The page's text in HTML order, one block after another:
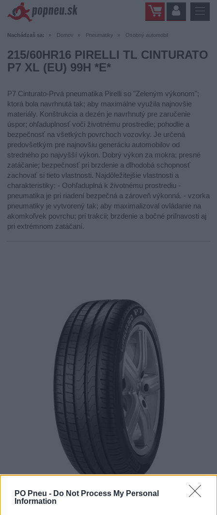
PO Pneu - Do Not Process My Personal
Information
Nachádzaš sa: Domov Pneumatiky Osobný automobil
215/60HR16 PIRELLI TL CINTURATO
P7 XL (EU) 99H *E*
P7 Cinturato-Prvá pneumatika Pirelli so "Zeleným výkonom";
ktorá bola navrhnutá tak; aby maximálne využila najnovšie
materiály. Konštrukcia a dezén je navrhnutý pre zaručenie
úspor; ohľaduplnosť voči životnému prostredie; pohodlie a
bezpečnosť na všetkých povrchoch vozovky. Je určená
predovšetkým pre najnovšiu generáciu automobilov od
stredného po najvyšší výkon. Dobrý výkon za mokra; presné
zatáčanie; bezpečnosť pri brzdenie a dlhodobá schopnosť
zachovať si tieto vlastnosti. Najdôležitejšie vlastnosti a
charakteristiky: - Oohľaduplná k životnému prostrediu -
pneumatika je pri riadení bezpečná a zároveň výkonná. - vzorka
pneumatiky je vytvorený tak; aby maximalizoval ovládanie na
akomkoľvek povrchu; pri trakcii; brzdenie a bočné priľnavosti aj
pri extrémnom zatáčaní.